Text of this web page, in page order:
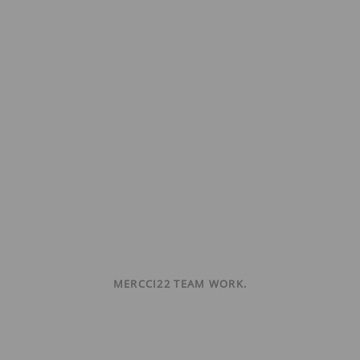
MERCCI22 TEAM WORK.